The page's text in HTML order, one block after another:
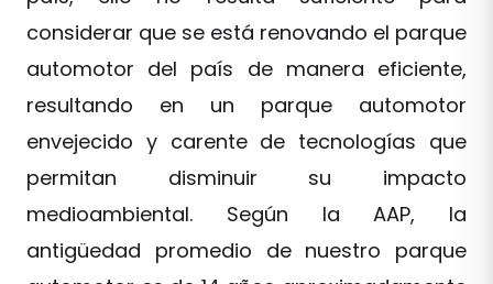
considerar que se está renovando el parque
automotor del país de manera eficiente,
resultando en un parque automotor
envejecido y carente de tecnologías que
permitan disminuir su impacto
medioambiental. Según la AAP, la
antigüedad promedio de nuestro parque